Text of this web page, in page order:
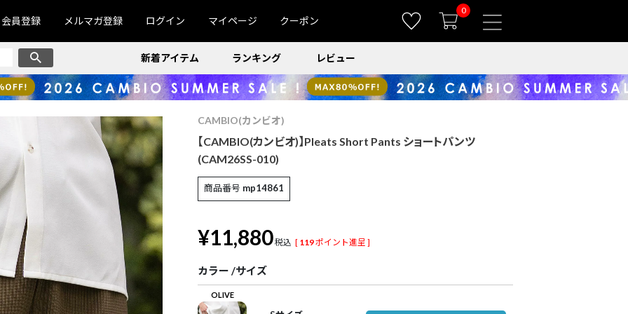
会員登録 メルマガ登録 ログイン マイページ クーポン
0
新着アイテム ランキング レビュー
CAMBIO(カンビオ)
【CAMBIO(カンビオ)】Pleats Short Pants ショートパンツ
(CAM26SS-010)
商品番号 mp14861
¥11,880税込 [ 119ポイント進呈 ]
カラー サイズ
OLIVE